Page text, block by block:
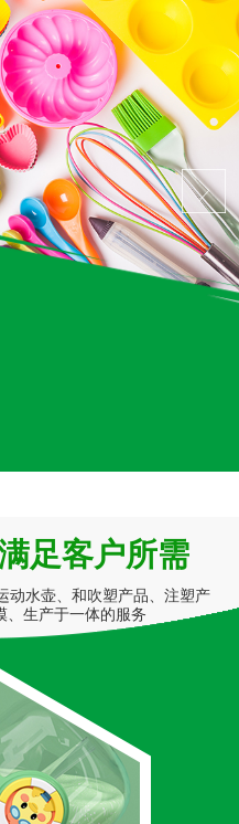
足客户所需
动水壶、和吹塑产品、注塑产
、生产于一体的服务